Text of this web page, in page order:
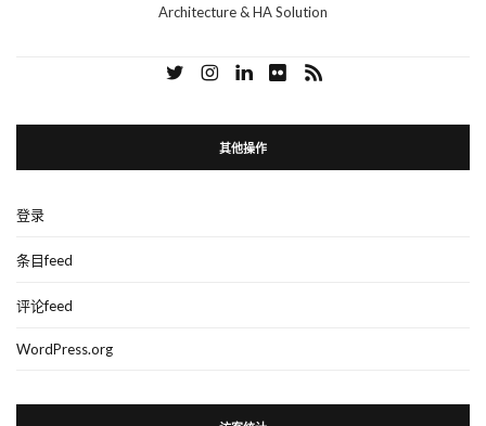
Architecture & HA Solution
其他操作
登录
条目feed
评论feed
WordPress.org